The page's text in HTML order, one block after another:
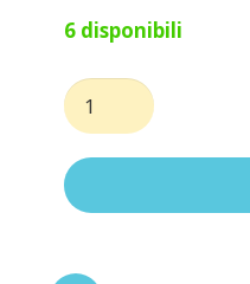
6 disponibili
Cucchiaino
caffè
vero
garden